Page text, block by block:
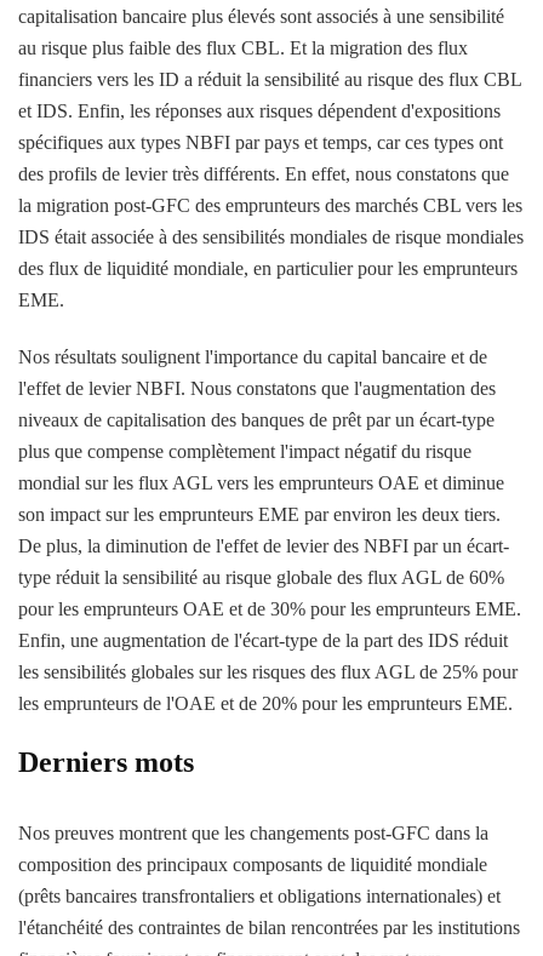
capitalisation bancaire plus élevés sont associés à une sensibilité
au risque plus faible des flux CBL. Et la migration des flux
financiers vers les ID a réduit la sensibilité au risque des flux CBL
et IDS. Enfin, les réponses aux risques dépendent d'expositions
spécifiques aux types NBFI par pays et temps, car ces types ont
des profils de levier très différents. En effet, nous constatons que
la migration post-GFC des emprunteurs des marchés CBL vers les
IDS était associée à des sensibilités mondiales de risque mondiales
des flux de liquidité mondiale, en particulier pour les emprunteurs
EME.
Nos résultats soulignent l'importance du capital bancaire et de
l'effet de levier NBFI. Nous constatons que l'augmentation des
niveaux de capitalisation des banques de prêt par un écart-type
plus que compense complètement l'impact négatif du risque
mondial sur les flux AGL vers les emprunteurs OAE et diminue
son impact sur les emprunteurs EME par environ les deux tiers.
De plus, la diminution de l'effet de levier des NBFI par un écart-
type réduit la sensibilité au risque globale des flux AGL de 60%
pour les emprunteurs OAE et de 30% pour les emprunteurs EME.
Enfin, une augmentation de l'écart-type de la part des IDS réduit
les sensibilités globales sur les risques des flux AGL de 25% pour
les emprunteurs de l'OAE et de 20% pour les emprunteurs EME.
Derniers mots
Nos preuves montrent que les changements post-GFC dans la
composition des principaux composants de liquidité mondiale
(prêts bancaires transfrontaliers et obligations internationales) et
l'étanchéité des contraintes de bilan rencontrées par les institutions